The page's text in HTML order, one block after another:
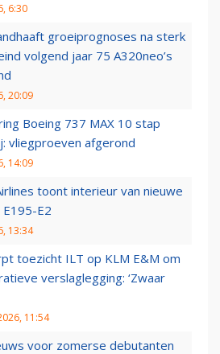
6:30
groeiprognoses na sterk
volgend jaar 75 A320neo’s
20:09
Boeing 737 MAX 10 stap
vliegproeven afgerond
14:09
toont interieur van nieuwe
E2
13:34
toezicht ILT op KLM E&M om
verslaglegging: ‘Zwaar
11:54
voor zomerse debutanten